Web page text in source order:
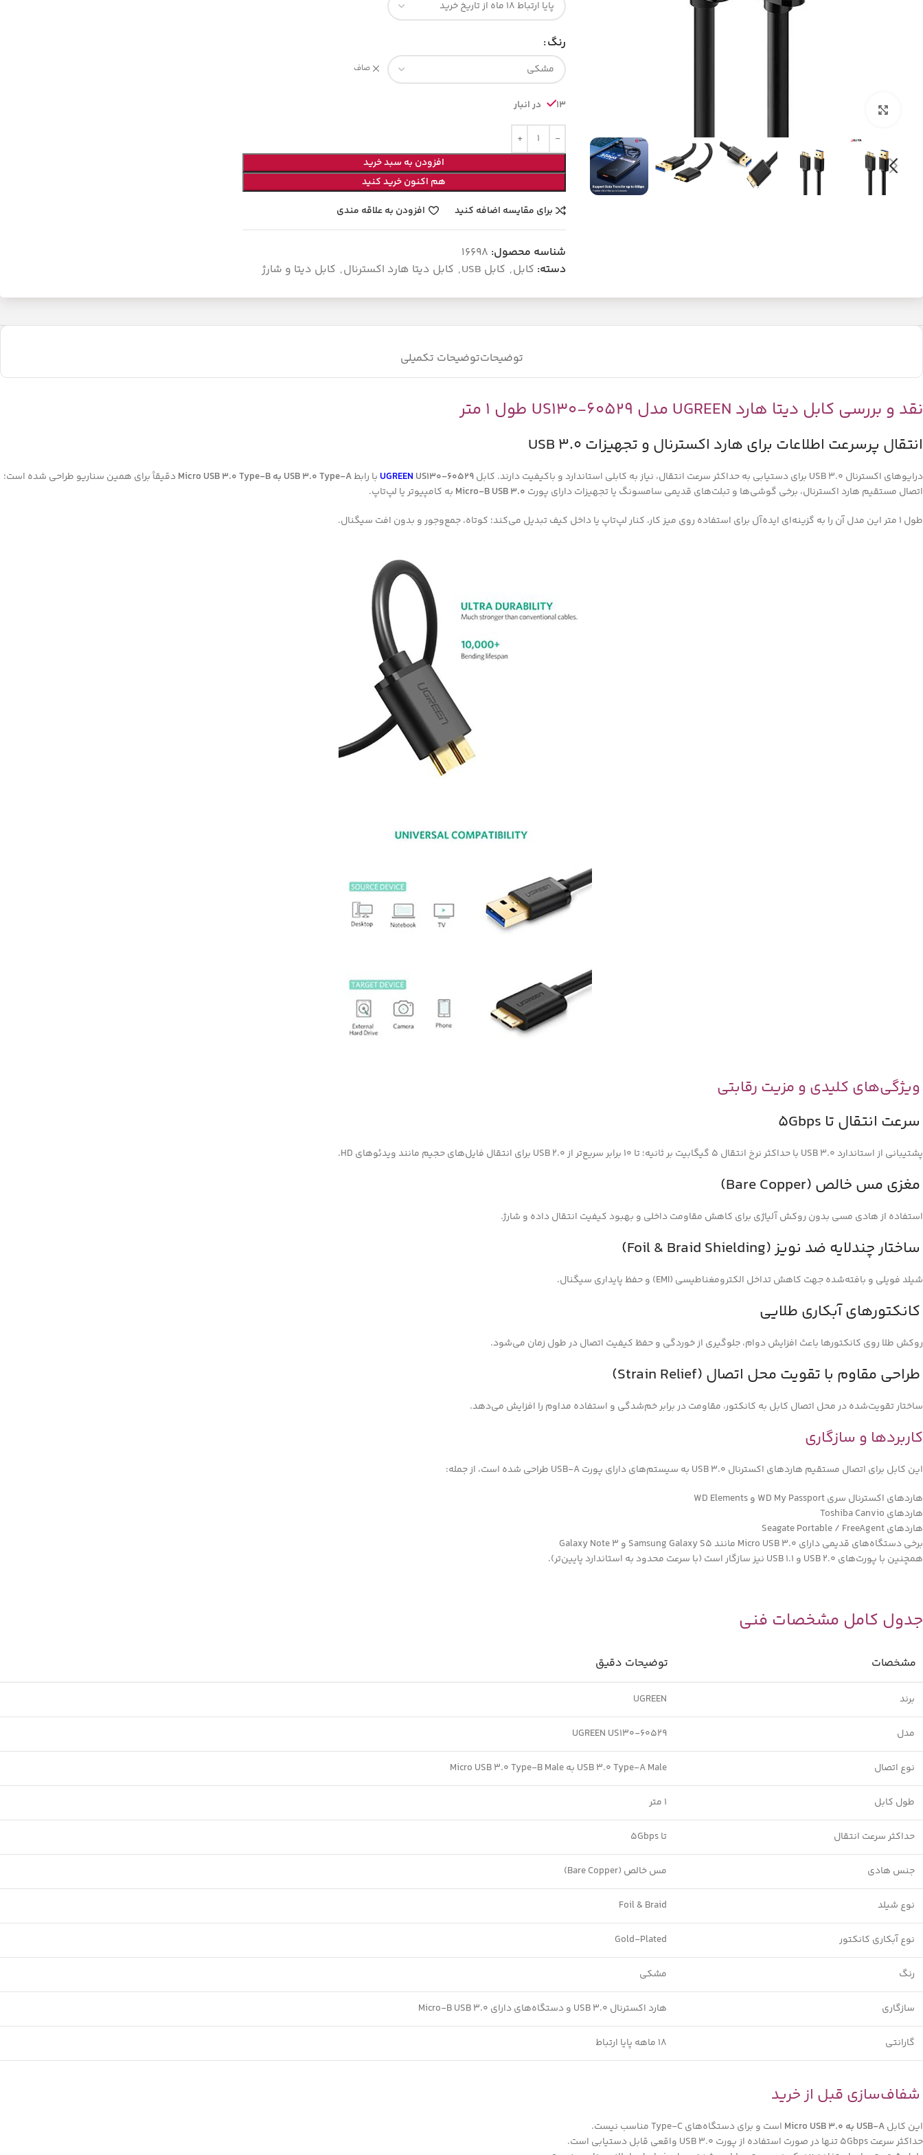
رنگ
صاف
13 در انبار
افزودن به سبد خرید
هم اکنون خرید کنید
برای مقایسه اضافه کنید
افزودن به علاقه مندی
شناسه محصول: 16698
دسته: کابل, کابل USB , کابل دیتا هارد اکسترنال, کابل دیتا و شارژ
توضیحاتتوضیحات تکمیلی
نقد و بررسی کابل دیتا هارد UGREEN مدل US130-60529 طول 1 متر
انتقال پرسرعت اطلاعات برای هارد اکسترنال و تجهیزات USB 3.0
درایوهای اکسترنال USB 3.0 برای دستیابی به حداکثر سرعت انتقال، نیاز به کابلی استاندارد و باکیفیت دارند. کابل UGREEN US130-60529 با رابطUSB 3.0 Type-A به Micro USB 3.0 Type-B
دقیقاً برای همین سناریو طراحی شده است؛
اتصال مستقیم هارد اکسترنال، برخی گوشی‌ها و تبلت‌های قدیمی سامسونگ یا تجهیزات دارای پورت Micro-B USB 3.0 به کامپیوتر یا لپ‌تاپ.
طول 1 متر این مدل آن را به گزینه‌ای ایده‌آل برای استفاده روی میز کار، کنار لپ‌تاپ یا داخل کیف تبدیل می‌کند؛ کوتاه، جمع‌وجور و بدون افت سیگنال.
ویژگی‌های کلیدی و مزیت رقابتی
سرعت انتقال تا 5Gbps
پشتیبانی از استاندارد USB 3.0 با حداکثر نرخ انتقال 5 گیگابیت بر ثانیه؛ تا 10 برابر سریع‌تر از USB 2.0 برای انتقال فایل‌های حجیم مانند ویدئوهای HD.
مغزی مس خالص (Bare Copper)
استفاده از هادی مسی بدون روکش آلیاژی برای کاهش مقاومت داخلی و بهبود کیفیت انتقال داده و شارژ.
ساختار چندلایه ضد نویز (Foil & Braid Shielding)
شیلد فویلی و بافته‌شده جهت کاهش تداخل الکترومغناطیسی (EMI) و حفظ پایداری سیگنال.
کانکتورهای آبکاری طلایی
روکش طلا روی کانکتورها باعث افزایش دوام، جلوگیری از خوردگی و حفظ کیفیت اتصال در طول زمان می‌شود.
طراحی مقاوم با تقویت محل اتصال (Strain Relief)
ساختار تقویت‌شده در محل اتصال کابل به کانکتور، مقاومت در برابر خم‌شدگی و استفاده مداوم را افزایش می‌دهد.
کاربردها و سازگاری
این کابل برای اتصال مستقیم هاردهای اکسترنال USB 3.0 به سیستم‌های دارای پورت USB-A طراحی شده است، از جمله:
هاردهای اکسترنال سری WD My Passport و WD Elements
هاردهای Toshiba Canvio
هاردهای Seagate Portable / FreeAgent
برخی دستگاه‌های قدیمی دارای Micro USB 3.0 مانند Samsung Galaxy S5 و Galaxy Note 3
همچنین با پورت‌های USB 2.0 و USB 1.1 نیز سازگار است (با سرعت محدود به استاندارد پایین‌تر).
جدول کامل مشخصات فنی
مشخصات توضیحات دقیق
برند UGREEN
مدل UGREEN US130-60529
نوع اتصال USB 3.0 Type-A Male به Micro USB 3.0 Type-B Male
طول کابل 1 متر
حداکثر سرعت انتقال تا 5Gbps
جنس هادی مس خالص (Bare Copper)
نوع شیلد Foil & Braid
نوع آبکاری کانکتور Gold-Plated
رنگ مشکی
سازگاری هارد اکسترنال USB 3.0 و دستگاه‌های دارای Micro-B USB 3.0
گارانتی 18 ماهه پایا ارتباط
شفاف‌سازی قبل از خرید
این کابلUSB-A به Micro USB 3.0
است و برای دستگاه‌های Type-C مناسب نیست.
حداکثر سرعت 5Gbps تنها در صورت استفاده از پورت USB 3.0 واقعی قابل دستیابی است.